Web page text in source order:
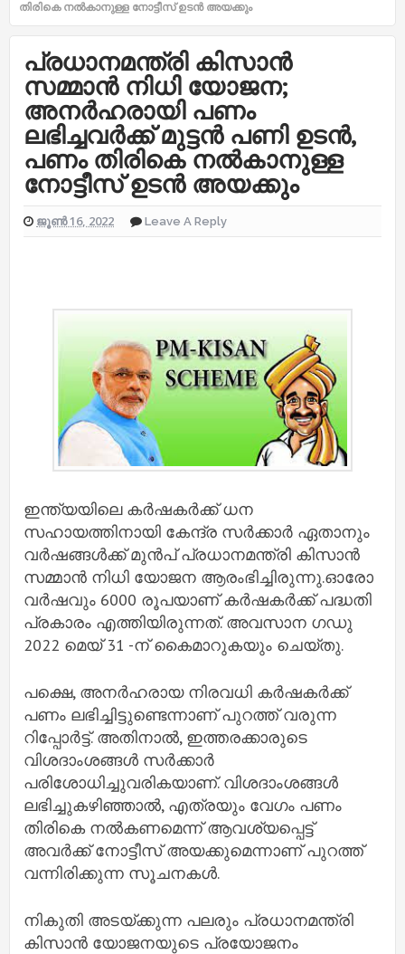
തിരികെ നല്‍കാനുള്ള നോട്ടീസ് ഉടന്‍ അയക്കും
പ്രധാനമന്ത്രി കിസാന്‍
സമ്മാന്‍ നിധി യോജന;
അനര്‍ഹരായി പണം
ലഭിച്ചവര്‍ക്ക് മുട്ടന്‍ പണി ഉടന്‍,
പണം തിരികെ നല്‍കാനുള്ള
നോട്ടീസ് ഉടന്‍ അയക്കും
ജൂൺ 16, 2022 Leave A Reply
ഇന്ത്യയിലെ കര്‍ഷകര്‍ക്ക് ധന
സഹായത്തിനായി കേന്ദ്ര സര്‍ക്കാര്‍ ഏതാനും
വര്‍ഷങ്ങള്‍ക്ക് മുന്‍പ് പ്രധാനമന്ത്രി കിസാന്‍
സമ്മാന്‍ നിധി യോജന ആരംഭിച്ചിരുന്നു.ഓരോ
വര്‍ഷവും 6000 രൂപയാണ് കര്‍ഷകര്‍ക്ക് പദ്ധതി
പ്രകാരം എത്തിയിരുന്നത്. അവസാന ഗഡു
2022 മെയ് 31 -ന് കൈമാറുകയും ചെയ്തു.
പക്ഷെ, അനര്‍ഹരായ നിരവധി കര്‍ഷകര്‍ക്ക്
പണം ലഭിച്ചിട്ടുണ്ടെന്നാണ് പുറത്ത് വരുന്ന
റിപ്പോര്‍ട്ട്. അതിനാല്‍, ഇത്തരക്കാരുടെ
വിശദാംശങ്ങള്‍ സര്‍ക്കാര്‍
പരിശോധിച്ചുവരികയാണ്. വിശദാംശങ്ങള്‍
ലഭിച്ചുകഴിഞ്ഞാല്‍, എത്രയും വേഗം പണം
തിരികെ നല്‍കണമെന്ന് ആവശ്യപ്പെട്ട്
അവര്‍ക്ക് നോട്ടീസ് അയക്കുമെന്നാണ് പുറത്ത്
വന്നിരിക്കുന്ന സൂചനകള്‍.
നികുതി അടയ്ക്കുന്ന പലരും പ്രധാനമന്ത്രി
കിസാന്‍ യോജനയുടെ പ്രയോജനം